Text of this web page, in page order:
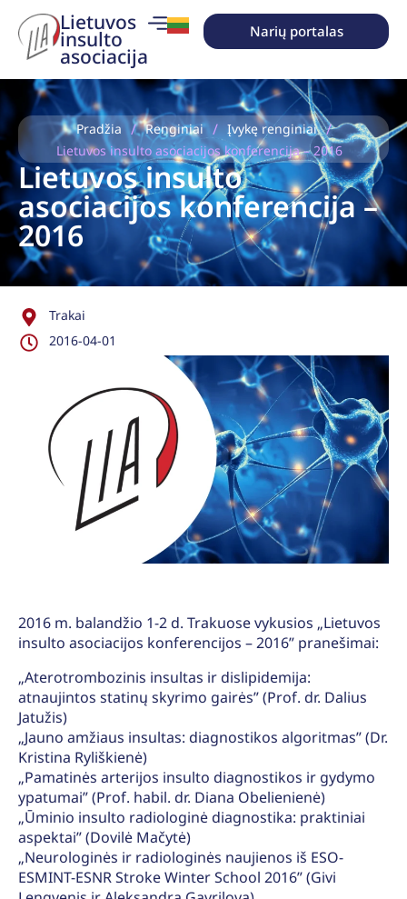
Lietuvos
insulto
asociacija
Narių portalas
Pradžia / Renginiai / Įvykę renginiai /
Lietuvos insulto asociacijos konferencija – 2016
Lietuvos insulto
asociacijos konferencija –
2016
Trakai
2016-04-01
2016 m. balandžio 1-2 d. Trakuose vykusios „Lietuvos
insulto asociacijos konferencijos – 2016” pranešimai:
„Aterotrombozinis insultas ir dislipidemija:
atnaujintos statinų skyrimo gairės” (Prof. dr. Dalius
Jatužis)
„Jauno amžiaus insultas: diagnostikos algoritmas” (Dr.
Kristina Ryliškienė)
„Pamatinės arterijos insulto diagnostikos ir gydymo
ypatumai” (Prof. habil. dr. Diana Obelienienė)
„Ūminio insulto radiologinė diagnostika: praktiniai
aspektai” (Dovilė Mačytė)
„Neurologinės ir radiologinės naujienos iš ESO-
ESMINT-ESNR Stroke Winter School 2016” (Givi